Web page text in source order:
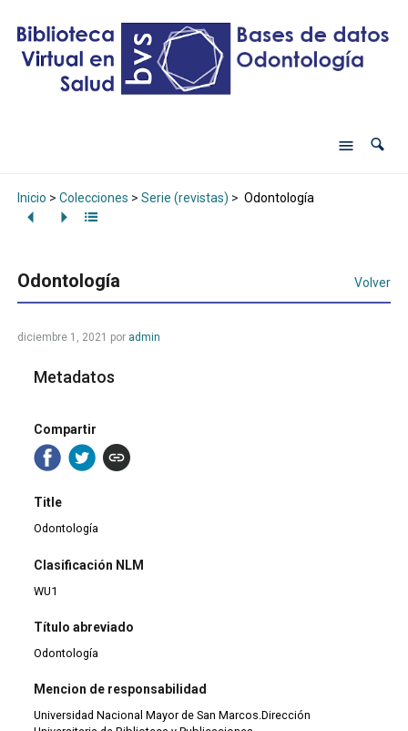
Inicio > Colecciones > Serie (revistas) > Odontología
Odontología Volver
diciembre 1, 2021 por admin
Metadatos
Compartir
Title
Odontología
Clasificación NLM
WU1
Título abreviado
Odontología
Mencion de responsabilidad
Universidad Nacional Mayor de San Marcos.Dirección